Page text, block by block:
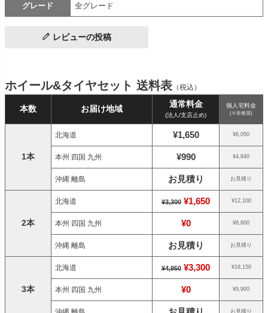
グレード 全グレード
レビューの投稿
ホイール&タイヤセット 送料表 （税込）
本数 お届け地域 通常料金
(法人/支店止め)
個人宅料金
(※非推奨)
1本
北海道 ¥1,650 ¥6,050
本州 四国 九州 ¥990 ¥4,840
沖縄 離島 お見積り お見積り
2本
北海道 ¥3,300 ¥1,650 ¥12,100
本州 四国 九州 ¥0 ¥6,600
沖縄 離島 お見積り お見積り
3本
北海道 ¥4,950 ¥3,300 ¥18,150
本州 四国 九州 ¥0 ¥9,900
お見積り